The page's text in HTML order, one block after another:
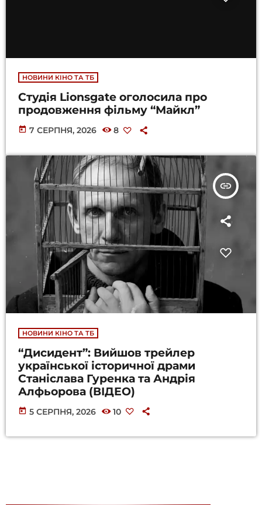
НОВИНИ КІНО ТА ТБ
Студія Lionsgate оголосила про
продовження фільму “Майкл”
today 7 СЕРПНЯ, 2026 8
insert_link
НОВИНИ КІНО ТА ТБ
“Дисидент”: Вийшов трейлер
української історичної драми
Станіслава Гуренка та Андрія
Алфьорова (ВІДЕО)
today 5 СЕРПНЯ, 2026 10